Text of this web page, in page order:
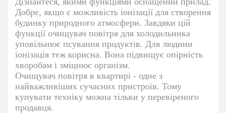
Добре, якщо є можливість іонізації для створення
будинку природного атмосфери. Завдяки цій
функції очищувач повітря для холодильника
уповільнює псування продуктів. Для людини
іонізація теж корисна. Вона підвищує опірність
хворобам і зміцнює організм.
Очищувач повітря в квартирі - одне з
найважливіших сучасних пристроїв. Тому
купувати техніку можна тільки у перевіреного
продавця.